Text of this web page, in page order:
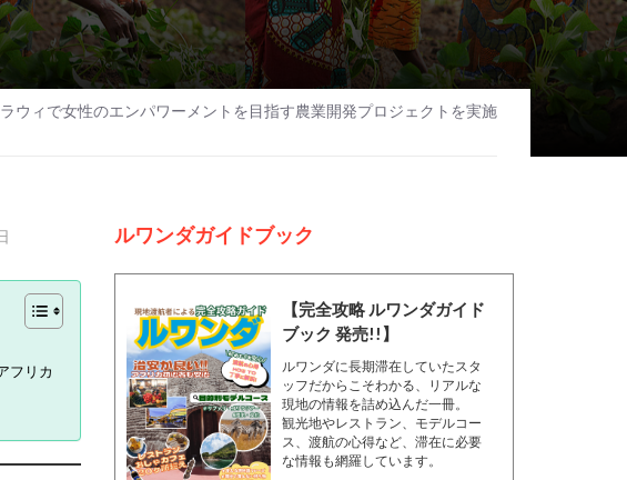
ウィで女性のエンパワーメントを目指す農業開発プロジェクトを実施
フリカ
ルワンダガイドブック
【完全攻略 ルワンダガイド
ブック 発売!!】
ルワンダに長期滞在していたスタ
ッフだからこそわかる、リアルな
現地の情報を詰め込んだ一冊。
観光地やレストラン、モデルコー
ス、渡航の心得など、滞在に必要
な情報も網羅しています。